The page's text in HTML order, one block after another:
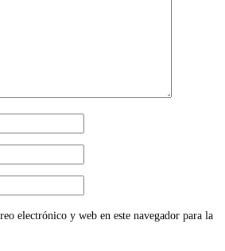
electrónico y web en este navegador para la